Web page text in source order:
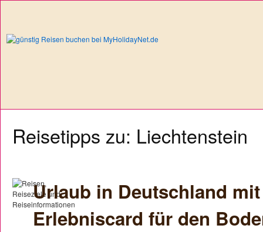
Reisetipps zu: Liechtenstein
Urlaub in Deutschland
Erlebniscard für den